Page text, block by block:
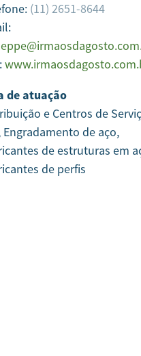
(11) 2651-8644
de atuação
e Centros de
Engradamento de aço,
de estruturas em
de perfis